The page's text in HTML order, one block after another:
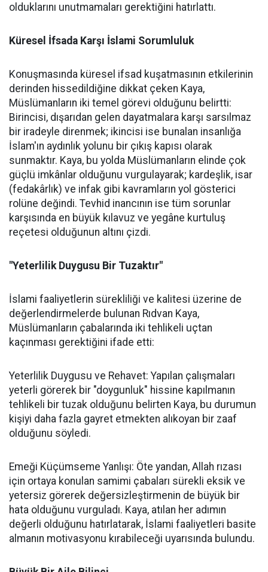
olduklarını unutmamaları gerektiğini hatırlattı.
Küresel İfsada Karşı İslami Sorumluluk
Konuşmasında küresel ifsad kuşatmasının etkilerinin
derinden hissedildiğine dikkat çeken Kaya,
Müslümanların iki temel görevi olduğunu belirtti:
Birincisi, dışarıdan gelen dayatmalara karşı sarsılmaz
bir iradeyle direnmek; ikincisi ise bunalan insanlığa
İslam'ın aydınlık yolunu bir çıkış kapısı olarak
sunmaktır. Kaya, bu yolda Müslümanların elinde çok
güçlü imkânlar olduğunu vurgulayarak; kardeşlik, isar
(fedakârlık) ve infak gibi kavramların yol gösterici
rolüne değindi. Tevhid inancının ise tüm sorunlar
karşısında en büyük kılavuz ve yegâne kurtuluş
reçetesi olduğunun altını çizdi.
"Yeterlilik Duygusu Bir Tuzaktır"
İslami faaliyetlerin sürekliliği ve kalitesi üzerine de
değerlendirmelerde bulunan Rıdvan Kaya,
Müslümanların çabalarında iki tehlikeli uçtan
kaçınması gerektiğini ifade etti:
Yeterlilik Duygusu ve Rehavet: Yapılan çalışmaları
yeterli görerek bir "doygunluk" hissine kapılmanın
tehlikeli bir tuzak olduğunu belirten Kaya, bu durumun
kişiyi daha fazla gayret etmekten alıkoyan bir zaaf
olduğunu söyledi.
Emeği Küçümseme Yanlışı: Öte yandan, Allah rızası
için ortaya konulan samimi çabaları sürekli eksik ve
yetersiz görerek değersizleştirmenin de büyük bir
hata olduğunu vurguladı. Kaya, atılan her adımın
değerli olduğunu hatırlatarak, İslami faaliyetleri basite
almanın motivasyonu kırabileceği uyarısında bulundu.